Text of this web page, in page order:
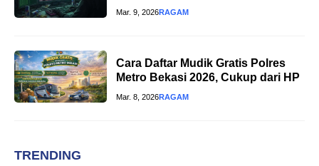
Mar. 9, 2026RAGAM
Cara Daftar Mudik Gratis Polres
Metro Bekasi 2026, Cukup dari HP
Mar. 8, 2026RAGAM
TRENDING